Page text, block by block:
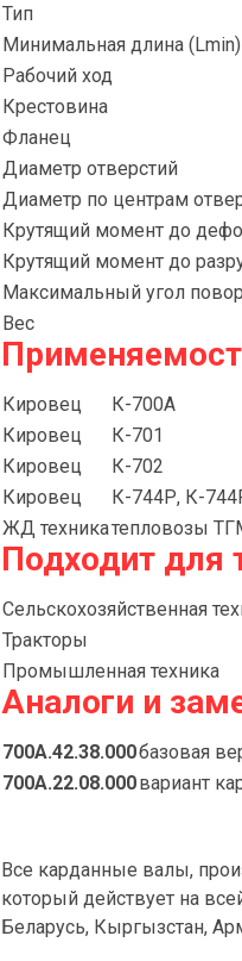
Тип
Минимальная длина (Lmin)
Рабочий ход
Крестовина
Фланец
Диаметр отверстий
Диаметр по центрам
Крутящий момент до
Крутящий момент до
Максимальный угол
Вес
Кировец
К-700А
Кировец
К-701
Кировец
К-702
Кировец
К-744Р, К-
ЖД техникатепловозы
Подходит для
Сельскохозяйственная
Тракторы
Промышленная техника
Аналоги и
700А.42.38.000базовая
700А.22.08.000вариант
Все карданные валы,
который действует на
Беларусь, Кыргызстан,